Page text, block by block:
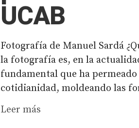
UCAB
Fotografía de Manuel Sardá
la fotografía es, en la
fundamental que ha
cotidianidad, moldeando las
Leer más